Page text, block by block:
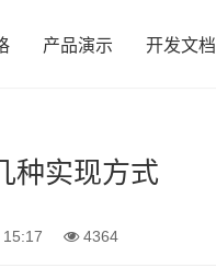
产品演示 开发文档
种实现方式
4364